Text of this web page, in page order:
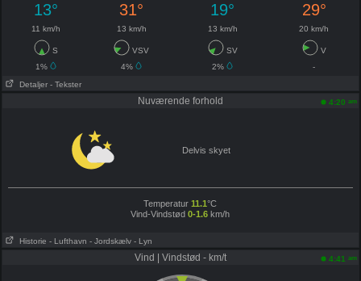
13° 31° 19° 29°
11 km/h 13 km/h 13 km/h 20 km/h
S VSV SV
V
1%
4% 2%
-
Detaljer - Tekster
Nuværende forhold 4:20 am
Delvis skyet
Temperatur11.1°C
Vind-Vindstød 0-1.6 km/h
Historie - Lufthavn - Jordskælv - Lyn
Vind | Vindstød - km/t 4:41 am